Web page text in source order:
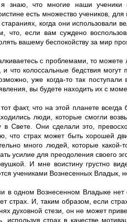
знаю, что многие наши ученики
есть множество учеников, для
когда они использовали
что, если вам суждено
вашему беспокойству за мир
с проблемами, то можете
и что колоссальные бедствия
уже когда-то так
вы будете находить их с
факт, что на этой планете
люди, которые смогли
в Свете. Они сделали это,
что страх может быть хорошей
много людей, которые
усилие для преодоления своего
И мне воистину грустно
учениками Вознесенных Владык,
в одном Вознесенном Владыке нет
страх. И, таким образом, если
духовной стези, он не может
используя страх в качестве